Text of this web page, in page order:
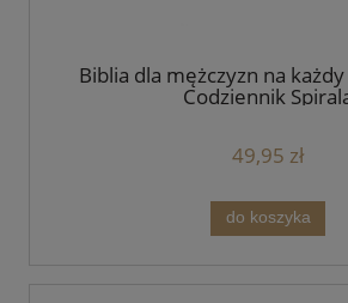
Biblia dla mężczyzn na
Codziennik
49,95 zł
do koszyka